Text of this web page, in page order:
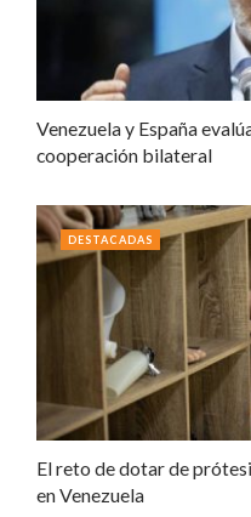
Venezuela y España
cooperación bilateral
El reto de dotar de
en Venezuela
DESTACADAS